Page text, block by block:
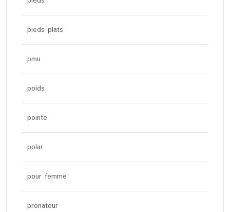
pieds plats
pmu
poids
pointe
polar
pour femme
pronateur